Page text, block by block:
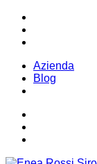
Salta
contenuti
Azienda
Blog